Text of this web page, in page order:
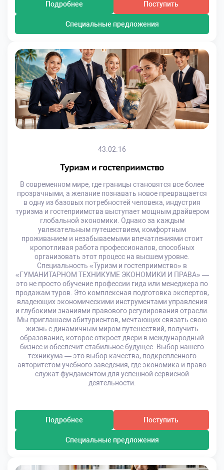
Подробнее Поступить
Специальные предложения
43.02.16
Туризм и гостеприимство
В современном мире, где границы становятся все более
прозрачными, а желание познавать новое превращается
в одну из базовых потребностей человека, индустрия
туризма и гостеприимства выступает мощным драйвером
глобальной экономики. Однако за каждым
увлекательным путешествием, комфортным
проживанием и незабываемыми впечатлениями стоит
кропотливая работа профессионалов, способных
организовать этот процесс на высшем уровне.
Специальность «Туризм и гостеприимство» в
«ГУМАНИТАРНОМ ТЕХНИКУМЕ ЭКОНОМИКИ И ПРАВА» —
это не просто обучение профессии гида или менеджера по
продажам туров. Это комплексная подготовка экспертов,
владеющих экономическими инструментами управления
и глубокими знаниями правового регулирования отрасли.
Мы приглашаем абитуриентов, мечтающих связать свою
жизнь с динамичным миром путешествий, получить
образование, которое откроет двери в международный
бизнес и обеспечит стабильное будущее. Выбор нашего
техникума — это выбор качества, подкрепленного
авторитетом учебного заведения, где экономика и право
служат фундаментом для успешной сервисной
деятельности.
Подробнее Поступить
Специальные предложения